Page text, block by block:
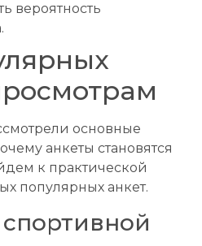
вероятность
основные
анкеты становятся
к практической
популярных анкет.
спортивной